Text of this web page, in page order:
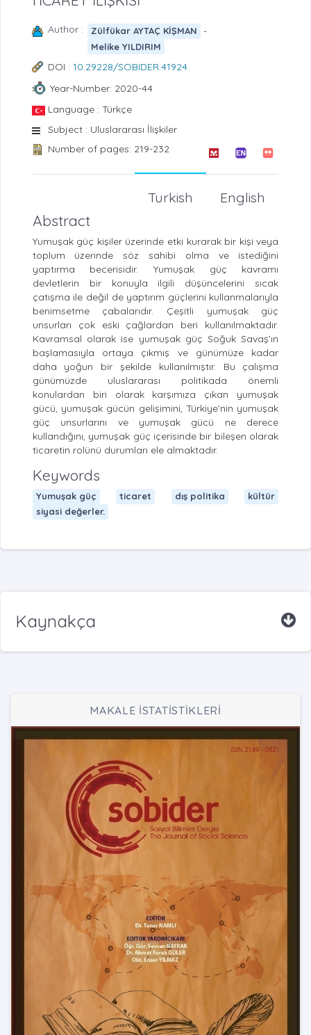
Author : Zülfükar AYTAÇ KİŞMAN -
Melike YILDIRIM
DOI : 10.29228/SOBIDER.41924
Year-Number: 2020-44
Language : Türkçe
Subject : Uluslararası İlişkiler
Number of pages: 219-232
English
Turkish
Abstract
Yumuşak güç kişiler üzerinde etki kurarak bir kişi veya
toplum üzerinde söz sahibi olma ve istediğini
yaptırma becerisidir. Yumuşak güç kavramı
devletlerin bir konuyla ilgili düşüncelerini sıcak
çatışma ile değil de yaptırım güçlerini kullanmalarıyla
benimsetme çabalarıdır. Çeşitli yumuşak güç
unsurları çok eski çağlardan beri kullanılmaktadır.
Kavramsal olarak ise yumuşak güç Soğuk Savaş’ın
başlamasıyla ortaya çıkmış ve günümüze kadar
daha yoğun bir şekilde kullanılmıştır. Bu çalışma
günümüzde uluslararası politikada önemli
konulardan biri olarak karşımıza çıkan yumuşak
gücü, yumuşak gücün gelişimini, Türkiye’nin yumuşak
güç unsurlarını ve yumuşak gücü ne derece
kullandığını, yumuşak güç içerisinde bir bileşen olarak
ticaretin rolünü durumları ele almaktadır.
Keywords
Yumuşak güç ticaret dış politika
kültür
siyasi değerler.
Kaynakça
MAKALE İSTATİSTİKLERİ